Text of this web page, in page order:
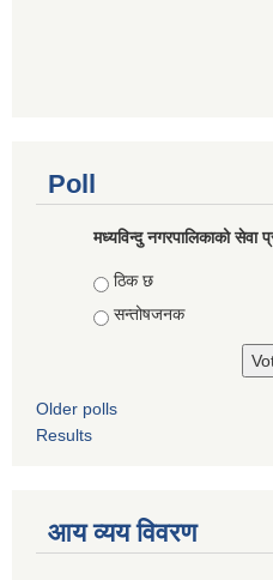
Poll
मध्यविन्दु नगरपालिकाको सेवा
Choices
ठिक छ
सन्तोषजनक
Older polls
Results
आय व्यय विवरण